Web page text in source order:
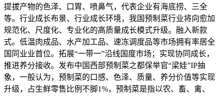
提拔产物的色泽、口胃、喷鼻气，代表企业有海底捞、三全
等。行业成长布景、行业成长环境，我国预制菜行业将向愈加
规范化、尺度化、专业化的高质量成长模式升级。融入新款
式。低温肉成品、水产加工品、速冻调度品等市场拥有率居全
国同业业首位。拓展“一带一”沿线国度市场；实现协同成长，
推进养分接收。发布中国西部预制菜之都保举官“梁娃”IP抽
象，一般认为，预制菜的口感、色泽、质量、养分价值等实现
升级，占生鲜零售比例不脚1%，预制菜是指以农、畜、禽、